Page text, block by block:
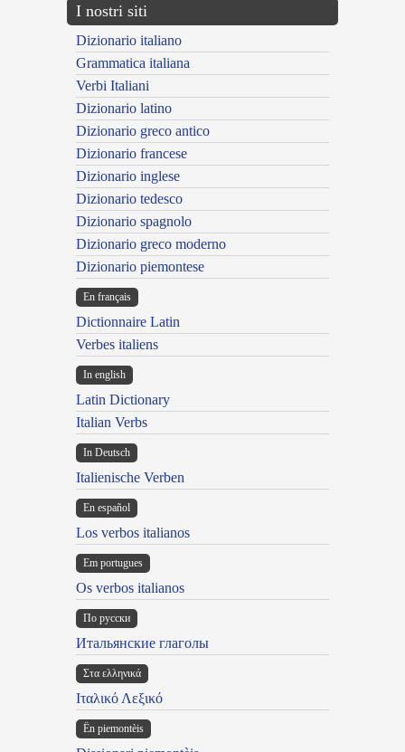
I nostri siti
Dizionario italiano
Grammatica italiana
Verbi Italiani
Dizionario latino
Dizionario greco antico
Dizionario francese
Dizionario inglese
Dizionario tedesco
Dizionario spagnolo
Dizionario greco moderno
Dizionario piemontese
En français
Dictionnaire Latin
Verbes italiens
In english
Latin Dictionary
Italian Verbs
In Deutsch
Italienische Verben
En español
Los verbos italianos
Em portugues
Os verbos italianos
По русски
Итальянские глаголы
Στα ελληνικά
Ιταλικό Λεξικό
Ën piemontèis